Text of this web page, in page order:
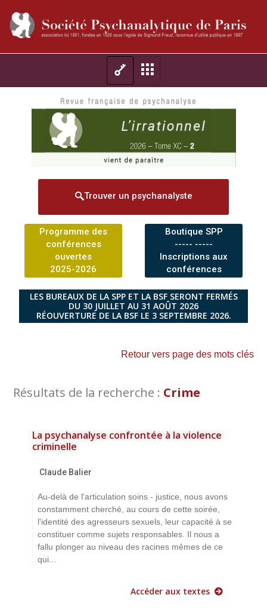
Trouver un psychanalyste
Programme des
conférences
ouvertes
2025-2026
Boutique SPP
----- -----
Inscriptions aux
conférences
LES BUREAUX DE LA SPP ET LA BSF SERONT FERMÉS
DU 30 JUILLET AU 31 AOÛT 2026
RÉOUVERTURE DE LA BSF LE 3 SEPTEMBRE 2026.
Retour vers page des mots clés
Résultats de la recherche : Crime
La psychanalyse confrontée à la violence
criminelle
Claude Balier
Au-delà de l'articulation soins - justice, nous avons
constamment cherché, au cours de cette soirée,
l'identité des agresseurs sexuels, leur capacité à se
constituer comme sujets responsables. Il nous a
fallu plonger au niveau des racines mêmes de ce
qui...
Accéder aux textes